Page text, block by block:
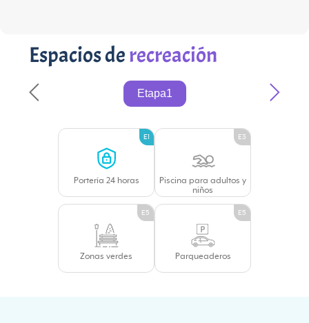
Espacios derecreación
Etapa1
E1
Portería 24 horas
E3
Piscina para adultos y
niños
E5
Zonas verdes
E5
Parqueaderos